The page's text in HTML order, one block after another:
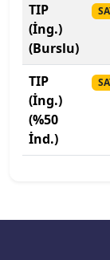
Başkent
Batman
Bayburt
Beykoz
Bilecik
TIP
(İng.)
(Burslu)
TIP
(İng.)
(%50
İnd.)